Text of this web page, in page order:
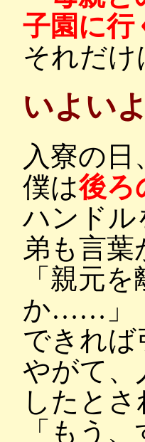
子園に行
それだ
いよい
入寮の
僕は後ろ
ハンドル
弟も言葉
「親元
か……」
できれば
やがて、
したと
「もう